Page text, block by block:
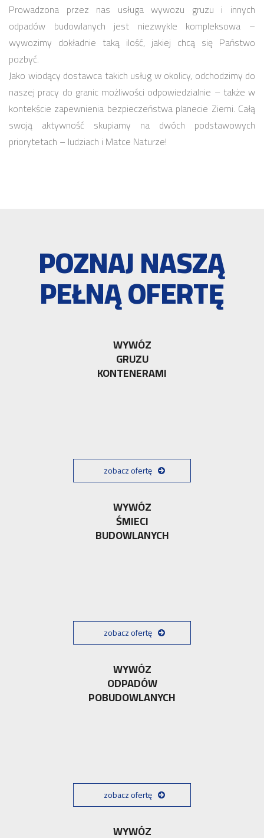
Prowadzona przez nas usługa wywozu gruzu i innych
odpadów budowlanych jest niezwykle kompleksowa –
wywozimy dokładnie taką ilość, jakiej chcą się Państwo
pozbyć.
Jako wiodący dostawca takich usług w okolicy, odchodzimy do
naszej pracy do granic możliwości odpowiedzialnie – także w
kontekście zapewnienia bezpieczeństwa planecie Ziemi. Całą
swoją aktywność skupiamy na dwóch podstawowych
priorytetach – ludziach i Matce Naturze!
POZNAJ NASZĄ
PEŁNĄ OFERTĘ
WYWÓZ
GRUZU
KONTENERAMI
zobacz ofertę
WYWÓZ
ŚMIECI
BUDOWLANYCH
zobacz ofertę
WYWÓZ
ODPADÓW
POBUDOWLANYCH
zobacz ofertę
WYWÓZ